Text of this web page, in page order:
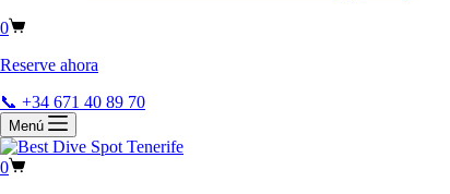
0
Reserve ahora
📞 +34 671 40 89 70
Menú
0